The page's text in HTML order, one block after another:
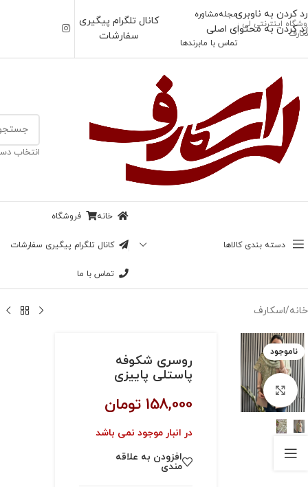
رد کردن به ناوبری
رد کردن به محتوای اصلی
اینترنتی لی
مجلهمشاوره
تماس با مابرندها
کانال تلگرام پیگیری
سفارشات
انتخاب
دسته بندی کالاها
خانه فروشگاه
کانال تلگرام پیگیری سفارشات
تماس با ما
خانه/اسکارف
ناموجود
بزرگنمایی تصویر
روسری شکوفه
پاستلی پاییزی
158,000 تومان
در انبار موجود نمی باشد
افزودن به علاقه
مندی